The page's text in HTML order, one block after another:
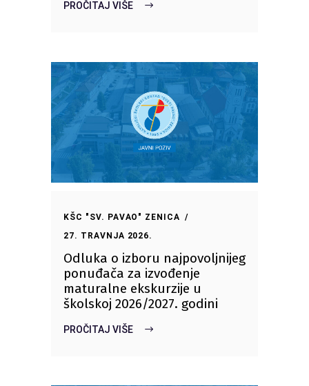
PROČITAJ VIŠE
KŠC "SV. PAVAO" ZENICA
27. TRAVNJA 2026.
Odluka o izboru najpovoljnijeg
ponuđača za izvođenje
maturalne ekskurzije u
školskoj 2026/2027. godini
PROČITAJ VIŠE